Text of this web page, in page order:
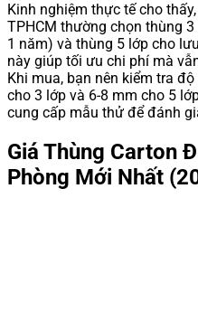
Kinh nghiệm thực tế cho
TPHCM thường chọn thùng
1 năm) và thùng 5 lớp cho
này giúp tối ưu chi phí mà
Khi mua, bạn nên kiểm tra
cho 3 lớp và 6-8 mm cho 5
cung cấp mẫu thử để đánh
Giá Thùng Carton
Phòng Mới Nhất